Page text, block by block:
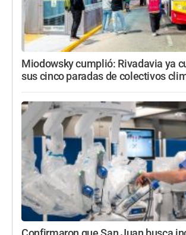
Miodowsky cumplió: Rivadavia ya
sus cinco paradas de colectivos